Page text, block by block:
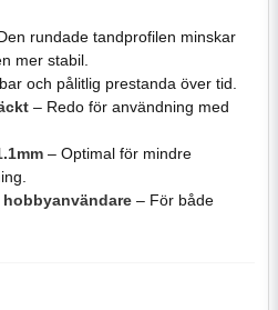
rundade tandprofilen minskar
mer stabil.
och pålitlig prestanda över tid.
– Redo för användning med
– Optimal för mindre
– För både